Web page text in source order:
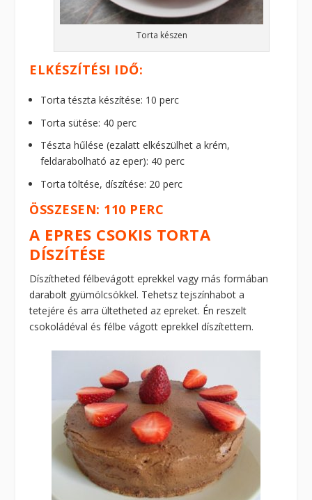
Torta készen
ELKÉSZÍTÉSI IDŐ:
Torta tészta készítése: 10 perc
Torta sütése: 40 perc
Tészta hűlése (ezalatt elkészülhet a krém,
feldarabolható az eper): 40 perc
Torta töltése, díszítése: 20 perc
ÖSSZESEN: 110 PERC
A EPRES CSOKIS TORTA
DÍSZÍTÉSE
Díszítheted félbevágott eprekkel vagy más formában
darabolt gyümölcsökkel. Tehetsz tejszínhabot a
tetejére és arra ültetheted az epreket. Én reszelt
csokoládéval és félbe vágott eprekkel díszítettem.